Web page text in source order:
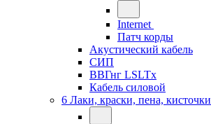
Internet
Патч корды
Акустический кабель
СИП
ВВГнг LSLTx
Кабель силовой
6 Лаки, краски, пена, кисточки